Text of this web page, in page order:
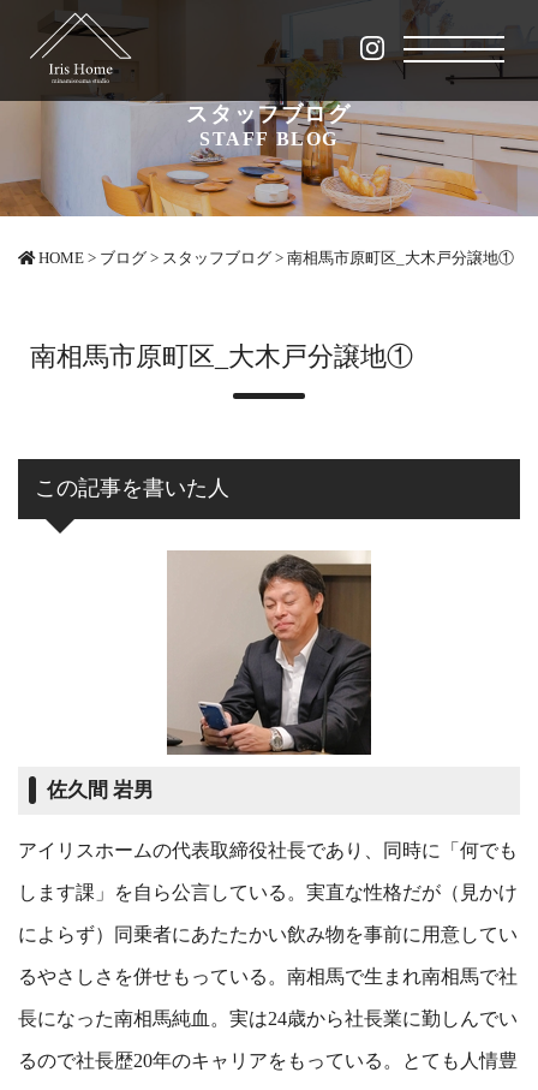
スタッフブログ
STAFF BLOG
HOME > ブログ > スタッフブログ > 南相馬市原町区_大木戸分譲地①
南相馬市原町区_大木戸分譲地①
この記事を書いた人
佐久間 岩男
アイリスホームの代表取締役社長であり、同時に「何でも
します課」を自ら公言している。実直な性格だが（見かけ
によらず）同乗者にあたたかい飲み物を事前に用意してい
るやさしさを併せもっている。南相馬で生まれ南相馬で社
長になった南相馬純血。実は24歳から社長業に勤しんでい
るので社長歴20年のキャリアをもっている。とても人情豊